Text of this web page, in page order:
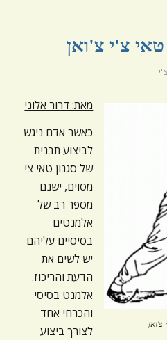
האפשרויות
צ'י צ'ואן
צ'ואן
מאת: דרור אלוני
כאשר אדם ניגש
לביצוע תבנית
של סגנון טאי צי
מסוים, ישנם
מספר רב של
אלמנטים
בסיסיים עליהם
יש לשים את
הדעת והריכוז.
אלמנט בסיסי
והכרחי אחד
לצורך ביצוע